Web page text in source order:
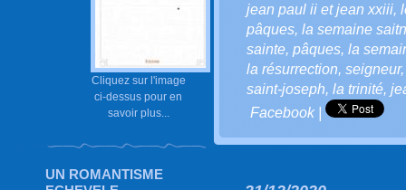
Cliquez sur l'image
ci-dessus pour en
savoir plus...
UN ROMANTISME
jean paul ii et jean xxiii,
pâques, la semaine
sainte, pâques, la
la résurrection, seigneur
saint-joseph, la trinité,
Facebook|